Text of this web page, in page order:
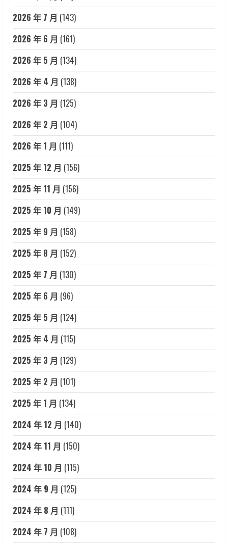
2026 年 7 月 (143)
2026 年 6 月 (161)
2026 年 5 月 (134)
2026 年 4 月 (138)
2026 年 3 月 (125)
2026 年 2 月 (104)
2026 年 1 月 (111)
2025 年 12 月 (156)
2025 年 11 月 (156)
2025 年 10 月 (149)
2025 年 9 月 (158)
2025 年 8 月 (152)
2025 年 7 月 (130)
2025 年 6 月 (96)
2025 年 5 月 (124)
2025 年 4 月 (115)
2025 年 3 月 (129)
2025 年 2 月 (101)
2025 年 1 月 (134)
2024 年 12 月 (140)
2024 年 11 月 (150)
2024 年 10 月 (115)
2024 年 9 月 (125)
2024 年 8 月 (111)
2024 年 7 月 (108)